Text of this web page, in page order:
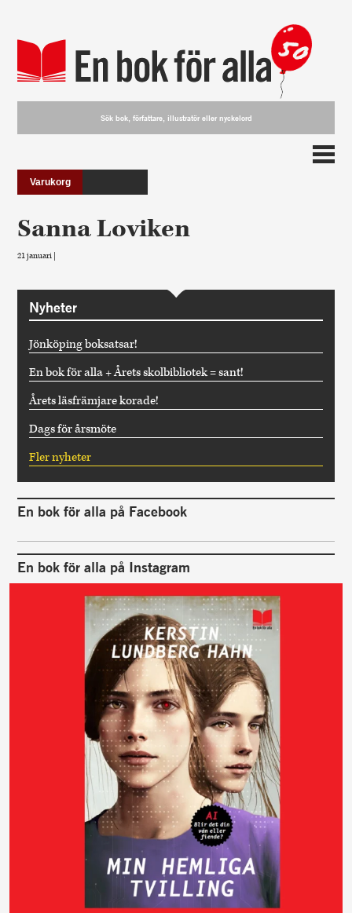
Varukorg
Sanna Loviken
21 januari |
Nyheter
Jönköping boksatsar!
En bok för alla + Årets skolbibliotek = sant!
Årets läsfrämjare korade!
Dags för årsmöte
Fler nyheter
En bok för alla på Facebook
En bok för alla på Instagram